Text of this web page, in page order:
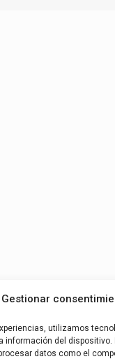
Gestionar
utilizamos
información del
datos como el